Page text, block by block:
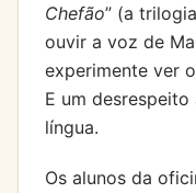
Chefão” (a
ouvir a voz de
experimente ver
E um
língua.
Os alunos da